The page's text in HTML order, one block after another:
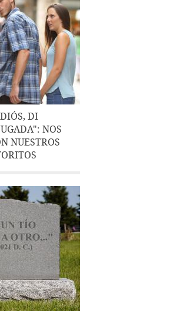
DI
NOS
NUESTROS